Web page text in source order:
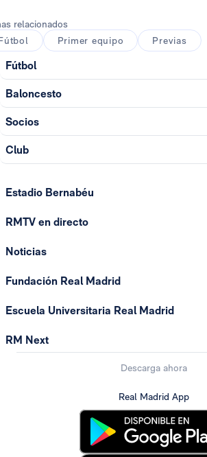
relacionados
Primer equipo Previas
Fútbol
Baloncesto
Socios
Club
Estadio Bernabéu
RMTV en directo
Noticias
Fundación Real Madrid
Escuela Universitaria Real Madrid
RM Next
Descarga ahora
Real Madrid App